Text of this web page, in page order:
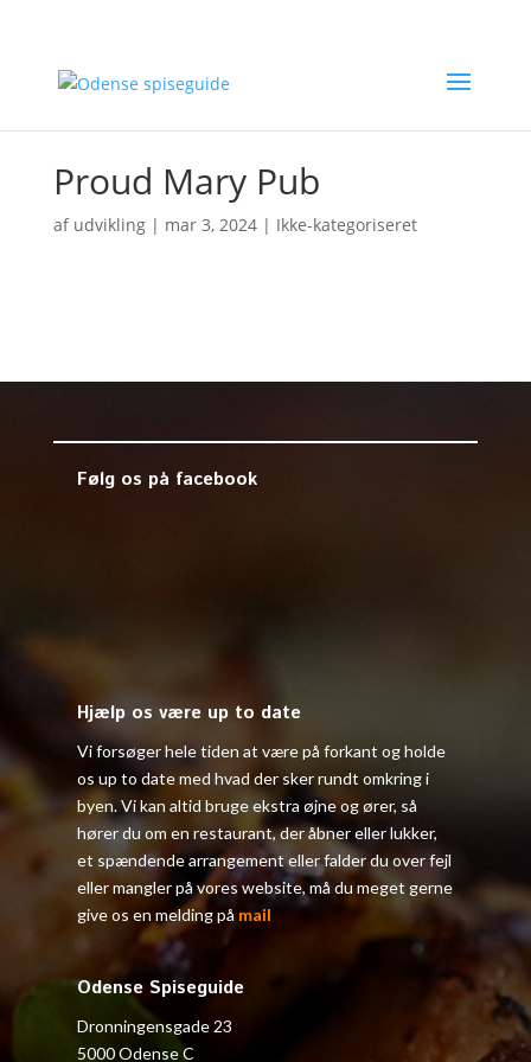
Proud Mary Pub
af udvikling| mar 3, 2024| Ikke-kategoriseret
Følg os på facebook
Hjælp os være up to date
Vi forsøger hele tiden at være på forkant og holde
os up to date med hvad der sker rundt omkring i
byen. Vi kan altid bruge ekstra øjne og ører, så
hører du om en restaurant, der åbner eller lukker,
et spændende arrangement eller falder du over fejl
eller mangler på vores website, må du meget gerne
give os en melding på mail
Odense Spiseguide
Dronningensgade 23
5000 Odense C